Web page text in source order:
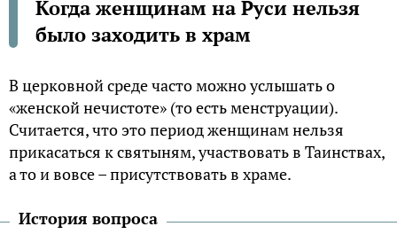
Когда женщинам на Руси нельзя
было заходить в храм
В церковной среде часто можно услышать о
«женской нечистоте» (то есть менструации).
Считается, что это период женщинам нельзя
прикасаться к святыням, участвовать в Таинствах,
а то и вовсе – присутствовать в храме.
История вопроса